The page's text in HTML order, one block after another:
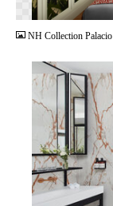
PNG
NH Collection